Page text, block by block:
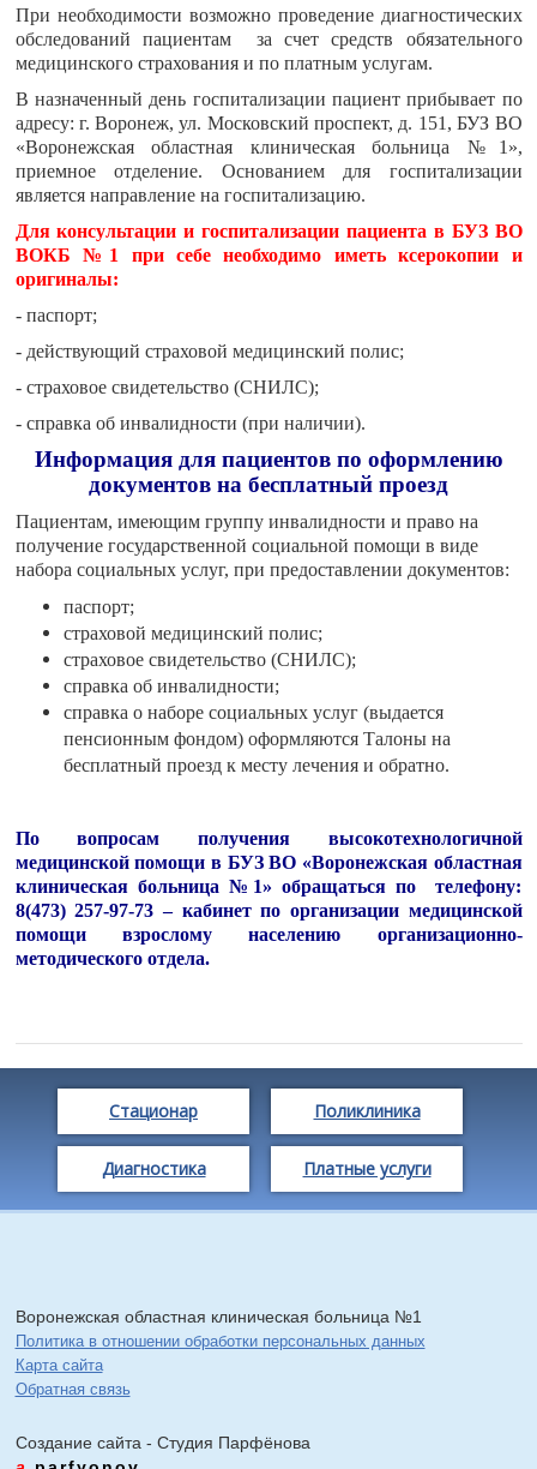
При необходимости возможно проведение диагностических
обследований пациентам за счет средств обязательного
медицинского страхования и по платным услугам.
В назначенный день госпитализации пациент прибывает по
адресу: г. Воронеж, ул. Московский проспект, д. 151, БУЗ ВО
«Воронежская областная клиническая больница №1»,
приемное отделение. Основанием для госпитализации
является направление на госпитализацию.
Для консультации и госпитализации пациента в БУЗ ВО
ВОКБ №1 при себе необходимо иметь ксерокопии и
оригиналы:
- паспорт;
- действующий страховой медицинский полис;
- страховое свидетельство (СНИЛС);
- справка об инвалидности (при наличии).
Информация для пациентов по оформлению
документов на бесплатный проезд
Пациентам, имеющим группу инвалидности и право на
получение государственной социальной помощи в виде
набора социальных услуг, при предоставлении документов:
паспорт;
страховой медицинский полис;
страховое свидетельство (СНИЛС);
справка об инвалидности;
справка о наборе социальных услуг (выдается
пенсионным фондом) оформляются Талоны на
бесплатный проезд к месту лечения и обратно.
По вопросам получения высокотехнологичной
медицинской помощи в БУЗ ВО «Воронежская областная
клиническая больница №1» обращаться по телефону:
8(473) 257-97-73 – кабинет по организации медицинской
помощи взрослому населению организационно-
методического отдела.
Стационар Поликлиника
Диагностика Платные услуги
Воронежская областная клиническая больница №1
Политика в отношении обработки персональных данных
Карта сайта
Обратная связь
Создание сайта - Cтудия Парфёнова